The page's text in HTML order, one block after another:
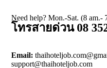
Need help? Mon.-Sat. (8 am.-
โทรสายด่วน 08
Email:
support@thaihoteljob.com